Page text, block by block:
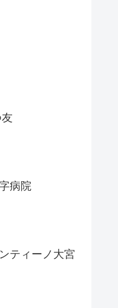
病院
ティーノ大宮